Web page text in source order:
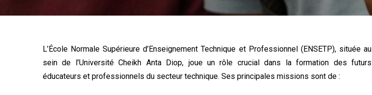
L’École Normale Supérieure d’Enseignement Technique et Professionnel (ENSETP), située au
sein de l’Université Cheikh Anta Diop, joue un rôle crucial dans la formation des futurs
éducateurs et professionnels du secteur technique. Ses principales missions sont de :